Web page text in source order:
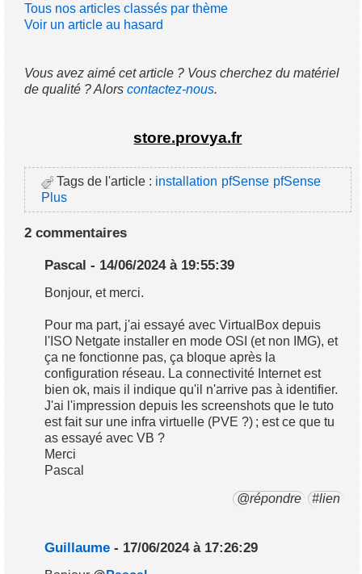
Tous nos articles classés par thème
Voir un article au hasard
Vous avez aimé cet article ? Vous cherchez du matériel
de qualité ? Alorscontactez-nous.
store.provya.fr
Tags de l'article : installation pfSense pfSense
Plus
2 commentaires
Pascal - 14/06/2024 à 19:55:39
Bonjour, et merci.
Pour ma part, j'ai essayé avec VirtualBox depuis
l'ISO Netgate installer en mode OSI (et non IMG), et
ça ne fonctionne pas, ça bloque après la
configuration réseau. La connectivité Internet est
bien ok, mais il indique qu'il n'arrive pas à identifier.
J'ai l'impression depuis les screenshots que le tuto
est fait sur une infra virtuelle (PVE ?) ; est ce que tu
as essayé avec VB ?
Merci
Pascal
@répondre #lien
Guillaume - 17/06/2024 à 17:26:29